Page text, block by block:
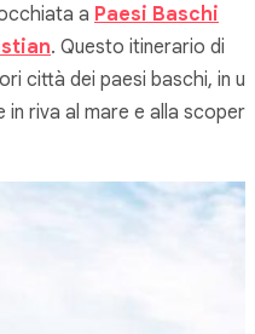
a Paesi Baschi
. Questo itinerario di
città dei paesi baschi, in un
riva al mare e alla